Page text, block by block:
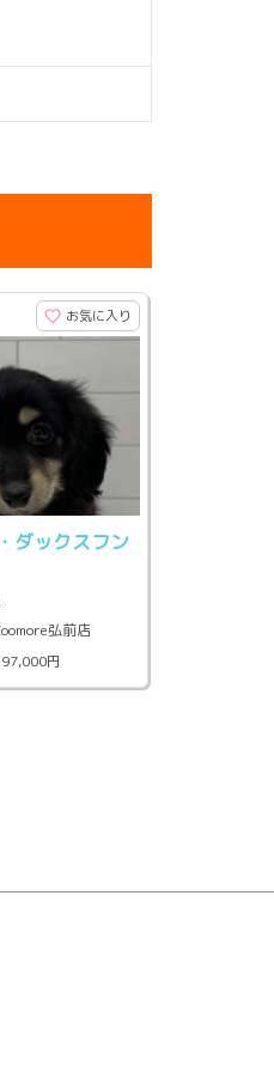
お気に入り
ダックスフン
弘前店
円